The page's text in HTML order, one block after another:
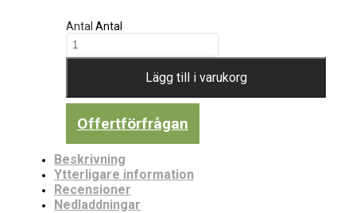
Antal Antal
Lägg till i varukorg
Offertförfrågan
Beskrivning
Ytterligare information
Recensioner
Nedladdningar